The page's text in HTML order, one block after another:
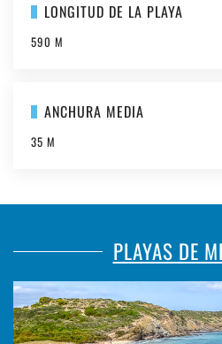
LONGITUD DE LA PLAYA
590 M
ANCHURA MEDIA
35 M
PLAYAS DE